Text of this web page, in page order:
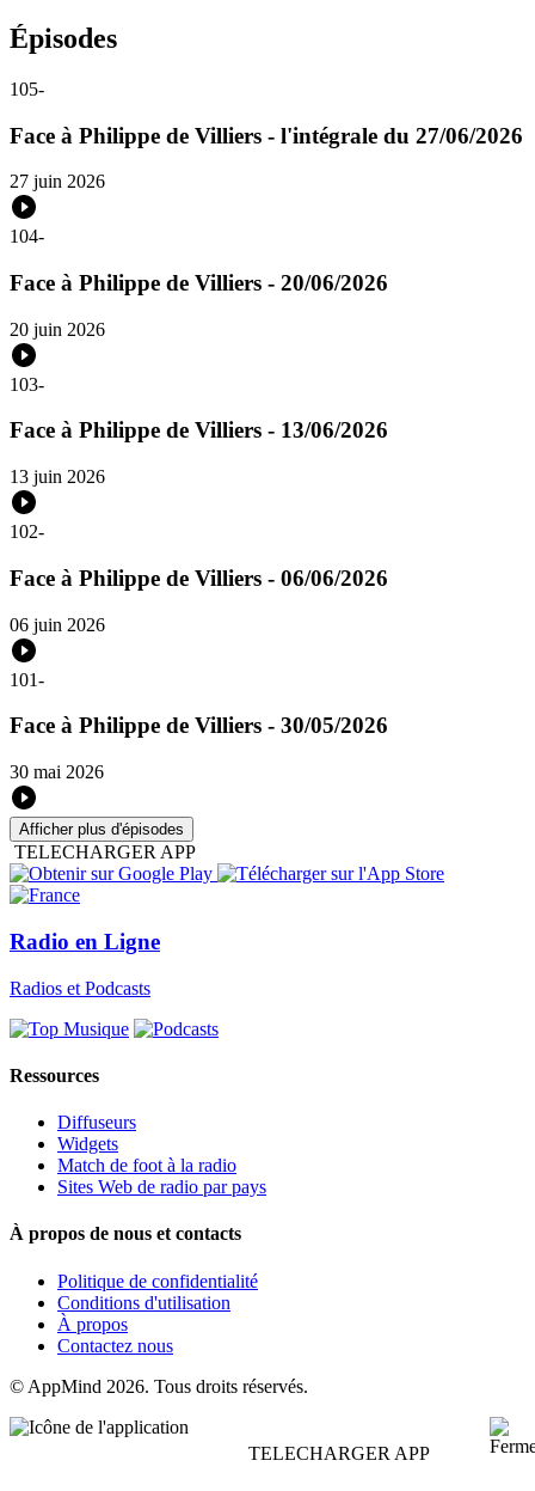
Épisodes
105-
Face à Philippe de Villiers - l'intégrale du 27/06/2026
27 juin 2026
104-
Face à Philippe de Villiers - 20/06/2026
20 juin 2026
103-
Face à Philippe de Villiers - 13/06/2026
13 juin 2026
102-
Face à Philippe de Villiers - 06/06/2026
06 juin 2026
101-
Face à Philippe de Villiers - 30/05/2026
30 mai 2026
Afficher plus d'épisodes
TELECHARGER APP
Radio en Ligne
Radios et Podcasts
Ressources
Diffuseurs
Widgets
Match de foot à la radio
Sites Web de radio par pays
À propos de nous et contacts
Politique de confidentialité
Conditions d'utilisation
À propos
Contactez nous
© AppMind 2026. Tous droits réservés.
TELECHARGER APP